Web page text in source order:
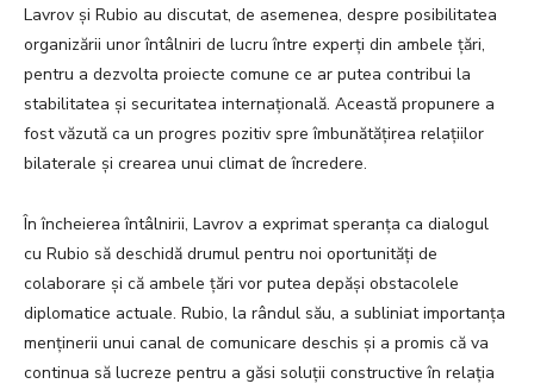
Lavrov și Rubio au discutat, de asemenea, despre posibilitatea
organizării unor întâlniri de lucru între experți din ambele țări,
pentru a dezvolta proiecte comune ce ar putea contribui la
stabilitatea și securitatea internațională. Această propunere a
fost văzută ca un progres pozitiv spre îmbunătățirea relațiilor
bilaterale și crearea unui climat de încredere.
În încheierea întâlnirii, Lavrov a exprimat speranța ca dialogul
cu Rubio să deschidă drumul pentru noi oportunități de
colaborare și că ambele țări vor putea depăși obstacolele
diplomatice actuale. Rubio, la rândul său, a subliniat importanța
menținerii unui canal de comunicare deschis și a promis că va
continua să lucreze pentru a găsi soluții constructive în relația